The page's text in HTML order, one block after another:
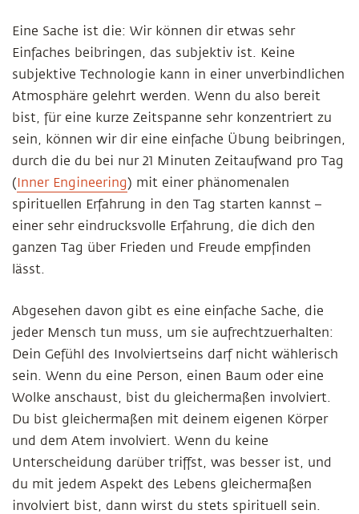
Eine Sache ist die: Wir können dir etwas sehr
Einfaches beibringen, das subjektiv ist. Keine
subjektive Technologie kann in einer unverbindlichen
Atmosphäre gelehrt werden. Wenn du also bereit
bist, für eine kurze Zeitspanne sehr konzentriert zu
sein, können wir dir eine einfache Übung beibringen,
durch die du bei nur 21 Minuten Zeitaufwand pro Tag
(Inner Engineering) mit einer phänomenalen
spirituellen Erfahrung in den Tag starten kannst –
einer sehr eindrucksvolle Erfahrung, die dich den
ganzen Tag über Frieden und Freude empfinden
lässt.
Abgesehen davon gibt es eine einfache Sache, die
jeder Mensch tun muss, um sie aufrechtzuerhalten:
Dein Gefühl des Involviertseins darf nicht wählerisch
sein. Wenn du eine Person, einen Baum oder eine
Wolke anschaust, bist du gleichermaßen involviert.
Du bist gleichermaßen mit deinem eigenen Körper
und dem Atem involviert. Wenn du keine
Unterscheidung darüber triffst, was besser ist, und
du mit jedem Aspekt des Lebens gleichermaßen
involviert bist, dann wirst du stets spirituell sein.